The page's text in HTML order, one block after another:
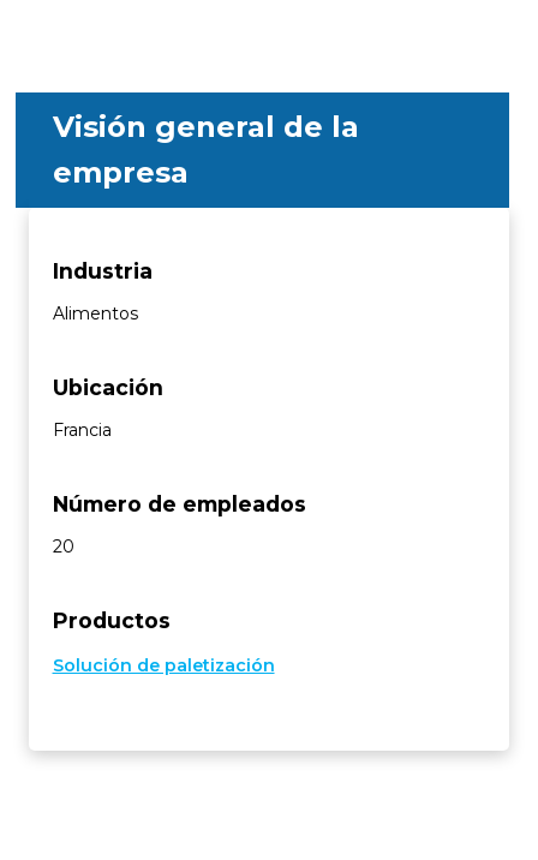
Visión general de la
empresa
Industria
Alimentos
Ubicación
Francia
Número de empleados
20
Productos
Solución de paletización